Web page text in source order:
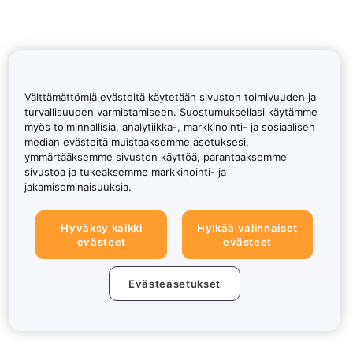
Välttämättömiä evästeitä käytetään sivuston toimivuuden ja
turvallisuuden varmistamiseen. Suostumuksellasi käytämme
myös toiminnallisia, analytiikka-, markkinointi- ja sosiaalisen
median evästeitä muistaaksemme asetuksesi,
ymmärtääksemme sivuston käyttöä, parantaaksemme
sivustoa ja tukeaksemme markkinointi- ja
jakamisominaisuuksia.
Hyväksy kaikki
evästeet
Hylkää valinnaiset
evästeet
Evästeasetukset